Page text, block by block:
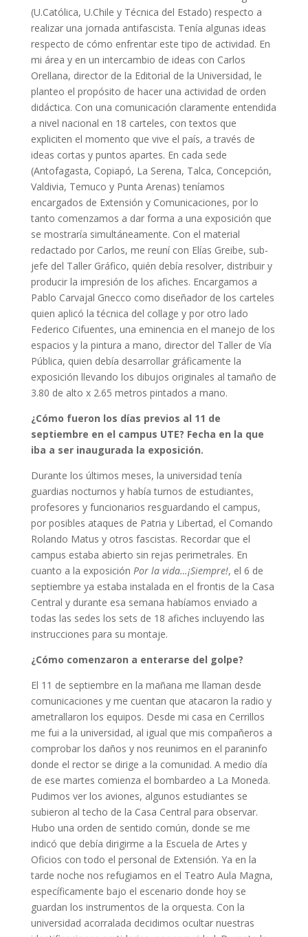
(U.Católica, U.Chile y Técnica del Estado) respecto a
realizar una jornada antifascista. Tenía algunas ideas
respecto de cómo enfrentar este tipo de actividad. En
mi área y en un intercambio de ideas con Carlos
Orellana, director de la Editorial de la Universidad, le
planteo el propósito de hacer una actividad de orden
didáctica. Con una comunicación claramente entendida
a nivel nacional en 18 carteles, con textos que
expliciten el momento que vive el país, a través de
ideas cortas y puntos apartes. En cada sede
(Antofagasta, Copiapó, La Serena, Talca, Concepción,
Valdivia, Temuco y Punta Arenas) teníamos
encargados de Extensión y Comunicaciones, por lo
tanto comenzamos a dar forma a una exposición que
se mostraría simultáneamente. Con el material
redactado por Carlos, me reuní con Elías Greibe, sub-
jefe del Taller Gráfico, quién debía resolver, distribuir y
producir la impresión de los afiches. Encargamos a
Pablo Carvajal Gnecco como diseñador de los carteles
quien aplicó la técnica del collage y por otro lado
Federico Cifuentes, una eminencia en el manejo de los
espacios y la pintura a mano, director del Taller de Vía
Pública, quien debía desarrollar gráficamente la
exposición llevando los dibujos originales al tamaño de
3.80 de alto x 2.65 metros pintados a mano.
¿Cómo fueron los días previos al 11 de
septiembre en el campus UTE? Fecha en la que
iba a ser inaugurada la exposición.
Durante los últimos meses, la universidad tenía
guardias nocturnos y había turnos de estudiantes,
profesores y funcionarios resguardando el campus,
por posibles ataques de Patria y Libertad, el Comando
Rolando Matus y otros fascistas. Recordar que el
campus estaba abierto sin rejas perimetrales. En
cuanto a la exposición Por la vida…¡Siempre!, el 6 de
septiembre ya estaba instalada en el frontis de la Casa
Central y durante esa semana habíamos enviado a
todas las sedes los sets de 18 afiches incluyendo las
instrucciones para su montaje.
¿Cómo comenzaron a enterarse del golpe?
El 11 de septiembre en la mañana me llaman desde
comunicaciones y me cuentan que atacaron la radio y
ametrallaron los equipos. Desde mi casa en Cerrillos
me fui a la universidad, al igual que mis compañeros a
comprobar los daños y nos reunimos en el paraninfo
donde el rector se dirige a la comunidad. A medio día
de ese martes comienza el bombardeo a La Moneda.
Pudimos ver los aviones, algunos estudiantes se
subieron al techo de la Casa Central para observar.
Hubo una orden de sentido común, donde se me
indicó que debía dirigirme a la Escuela de Artes y
Oficios con todo el personal de Extensión. Ya en la
tarde noche nos refugiamos en el Teatro Aula Magna,
específicamente bajo el escenario donde hoy se
guardan los instrumentos de la orquesta. Con la
universidad acorralada decidimos ocultar nuestras